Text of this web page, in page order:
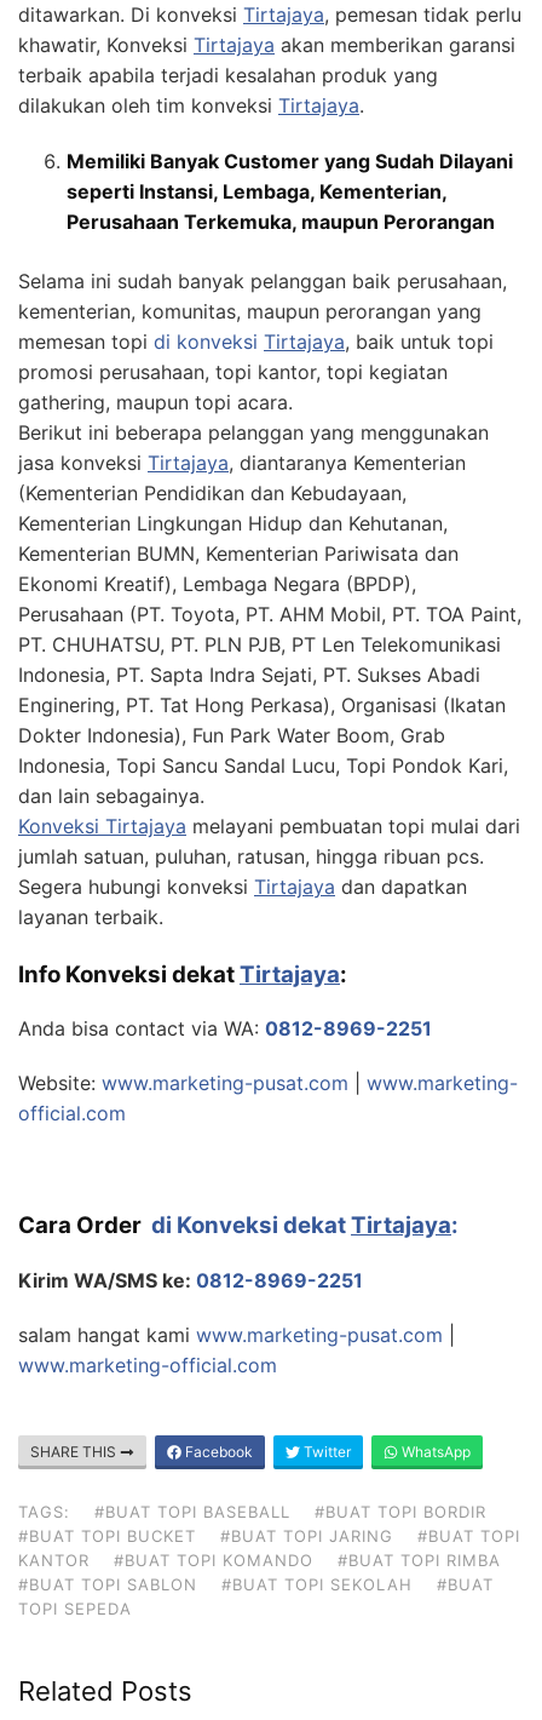
ditawarkan. Di konveksi Tirtajaya, pemesan tidak perlu
khawatir, Konveksi Tirtajaya akan memberikan garansi
terbaik apabila terjadi kesalahan produk yang
dilakukan oleh tim konveksi Tirtajaya.
Memiliki Banyak Customer yang Sudah Dilayani
seperti Instansi, Lembaga, Kementerian,
Perusahaan Terkemuka, maupun Perorangan
Selama ini sudah banyak pelanggan baik perusahaan,
kementerian, komunitas, maupun perorangan yang
memesan topi di konveksi Tirtajaya, baik untuk topi
promosi perusahaan, topi kantor, topi kegiatan
gathering, maupun topi acara.
Berikut ini beberapa pelanggan yang menggunakan
jasa konveksi Tirtajaya, diantaranya Kementerian
(Kementerian Pendidikan dan Kebudayaan,
Kementerian Lingkungan Hidup dan Kehutanan,
Kementerian BUMN, Kementerian Pariwisata dan
Ekonomi Kreatif), Lembaga Negara (BPDP),
Perusahaan (PT. Toyota, PT. AHM Mobil, PT. TOA Paint,
PT. CHUHATSU, PT. PLN PJB, PT Len Telekomunikasi
Indonesia, PT. Sapta Indra Sejati, PT. Sukses Abadi
Enginering, PT. Tat Hong Perkasa), Organisasi (Ikatan
Dokter Indonesia), Fun Park Water Boom, Grab
Indonesia, Topi Sancu Sandal Lucu, Topi Pondok Kari,
dan lain sebagainya.
Konveksi Tirtajaya melayani pembuatan topi mulai dari
jumlah satuan, puluhan, ratusan, hingga ribuan pcs.
Segera hubungi konveksi Tirtajaya dan dapatkan
layanan terbaik.
Info Konveksi dekatTirtajaya:
Anda bisa contact via WA: 0812-8969-2251
Website: www.marketing-pusat.com
www.marketing-
official.com
Cara Order di Konveksi dekatTirtajaya:
Kirim WA/SMS ke: 0812-8969-2251
salam hangat kami www.marketing-pusat.com
www.marketing-official.com
SHARE THIS Facebook Twitter WhatsApp
TAGS: #BUAT TOPI BASEBALL
#BUAT TOPI BORDIR
#BUAT TOPI BUCKET
#BUAT TOPI JARING
#BUAT TOPI
KANTOR
#BUAT TOPI KOMANDO
#BUAT TOPI RIMBA
#BUAT TOPI SABLON
#BUAT TOPI SEKOLAH
#BUAT
TOPI SEPEDA
Related Posts